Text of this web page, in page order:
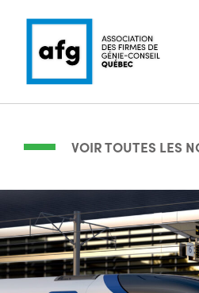
VOIR TOUTES LES